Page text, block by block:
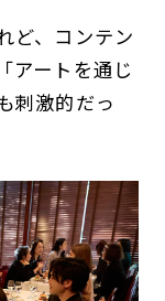
ど、コンテン
アートを通じ
刺激的だっ